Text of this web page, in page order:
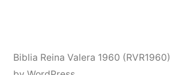
Biblia Reina Valera 1960 (RVR1960)